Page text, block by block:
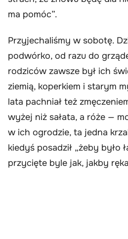
ma pomóc”.
Przyjechaliśmy w sobotę.
podwórko, od razu do
rodziców zawsze był ich
ziemią, koperkiem i starym
lata pachniał też
wyżej niż sałata, a róże —
w ich ogrodzie, ta jedna
kiedyś posadził „żeby było
przycięte byle jak, jakby